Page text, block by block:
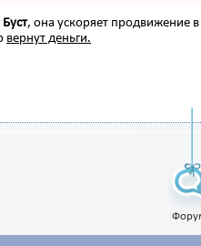
Буст, она ускоряет продвижение
вернут деньги.